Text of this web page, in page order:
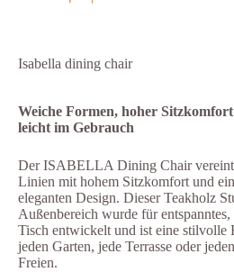
Isabella dining chair
Weiche Formen, hoher
leicht im Gebrauch
Der ISABELLA Dining Chair vereint
Linien mit hohem Sitzkomfort und
eleganten Design. Dieser Teakholz
Außenbereich wurde für entspanntes,
Tisch entwickelt und ist eine stilvolle
jeden Garten, jede Terrasse oder
Freien.